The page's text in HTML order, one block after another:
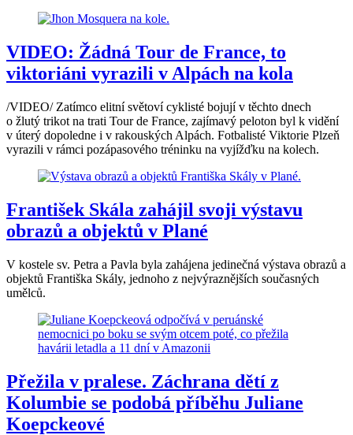
VIDEO: Žádná Tour de France, to
viktoriáni vyrazili v Alpách na kola
/VIDEO/ Zatímco elitní světoví cyklisté bojují v těchto dnech
o žlutý trikot na trati Tour de France, zajímavý peloton byl k vidění
v úterý dopoledne i v rakouských Alpách. Fotbalisté Viktorie Plzeň
vyrazili v rámci pozápasového tréninku na vyjížďku na kolech.
František Skála zahájil svoji výstavu
obrazů a objektů v Plané
V kostele sv. Petra a Pavla byla zahájena jedinečná výstava obrazů a
objektů Františka Skály, jednoho z nejvýraznějších současných
umělců.
Přežila v pralese. Záchrana dětí z
Kolumbie se podobá příběhu Juliane
Koepckeové